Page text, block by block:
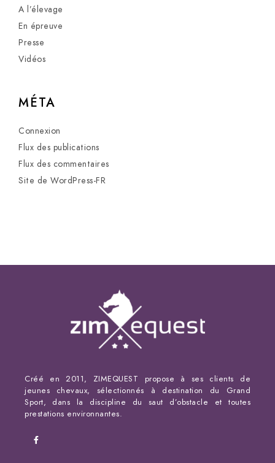
A l’élevage
En épreuve
Presse
Vidéos
MÉTA
Connexion
Flux des publications
Flux des commentaires
Site de WordPress-FR
Créé en 2011, ZIMEQUEST propose à ses clients de
jeunes chevaux, sélectionnés à destination du Grand
Sport, dans la discipline du saut d’obstacle et toutes
prestations environnantes.